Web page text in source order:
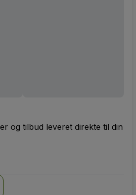
og tilbud leveret direkte til din